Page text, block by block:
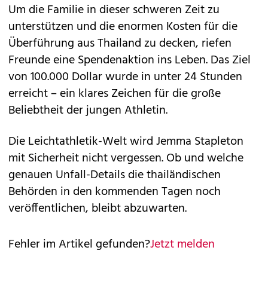
Um die Familie in dieser schweren Zeit zu
unterstützen und die enormen Kosten für die
Überführung aus Thailand zu decken, riefen
Freunde eine Spendenaktion ins Leben. Das Ziel
von 100.000 Dollar wurde in unter 24 Stunden
erreicht – ein klares Zeichen für die große
Beliebtheit der jungen Athletin.
Die Leichtathletik-Welt wird Jemma Stapleton
mit Sicherheit nicht vergessen. Ob und welche
genauen Unfall-Details die thailändischen
Behörden in den kommenden Tagen noch
veröffentlichen, bleibt abzuwarten.
Fehler im Artikel gefunden?Jetzt melden